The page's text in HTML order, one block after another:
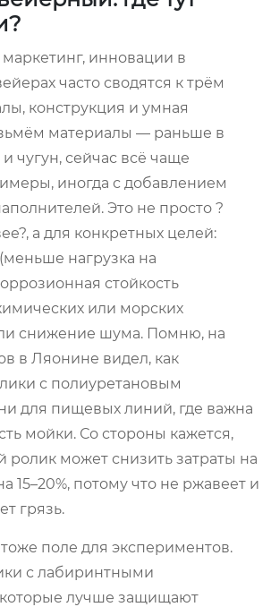
инновации в
часто сводятся к трём
конструкция и умная
материалы — раньше в
чугун, сейчас всё чаще
иногда с добавлением
Это не просто ?
а для конкретных целей:
нагрузка на
стойкость
или морских
снижение шума. Помню, на
в Ляонине видел, как
с полиуретановым
для пищевых линий, где важна
мойки. Со стороны кажется,
ролик может снизить затраты на
15–20%, потому что не ржавеет и
грязь.
поле для экспериментов.
с лабиринтными
лучше защищают